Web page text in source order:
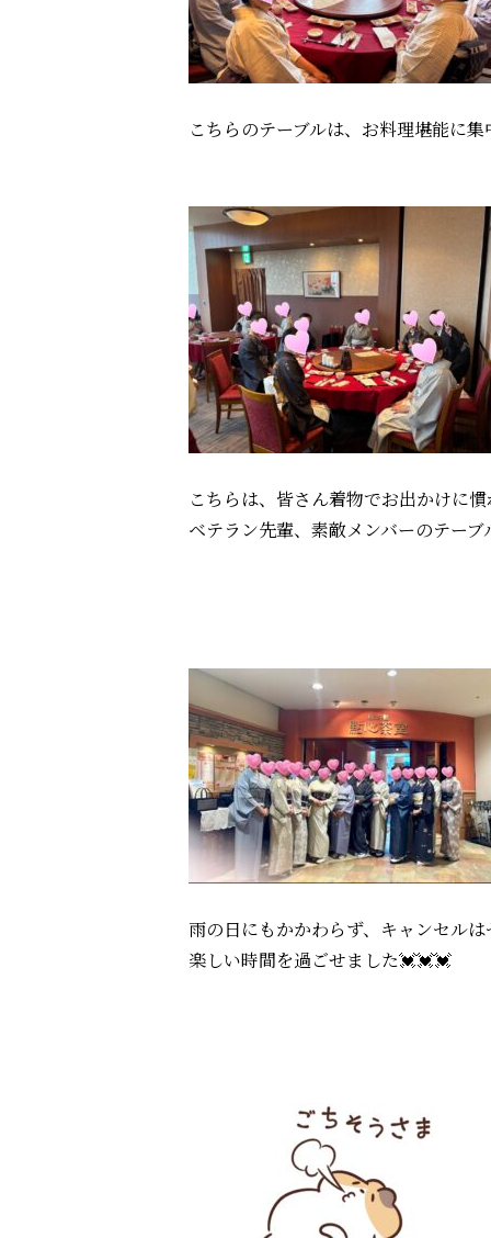
こちらのテーブルは、お料理堪能に集
こちらは、皆さん着物でお出かけに
ベテラン先輩、素敵メンバーのテーブ
雨の日にもかかわらず、キャンセル
楽しい時間を過ごせました💓💓💓